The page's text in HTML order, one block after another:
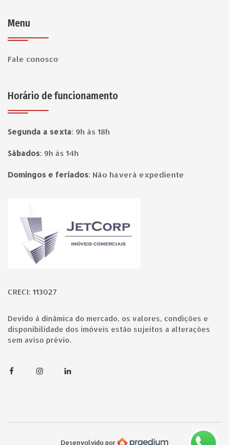
Menu
Fale conosco
Horário de funcionamento
Segunda a sexta: 9h às 18h
Sábados: 9h às 14h
Domingos e feriados: Não haverá expediente
CRECI: 113027
Devido à dinâmica do mercado, os valores, condições e
disponibilidade dos imóveis estão sujeitos a alterações
sem aviso prévio.
FacebookInstagramLinkedin
Desenvolvido por